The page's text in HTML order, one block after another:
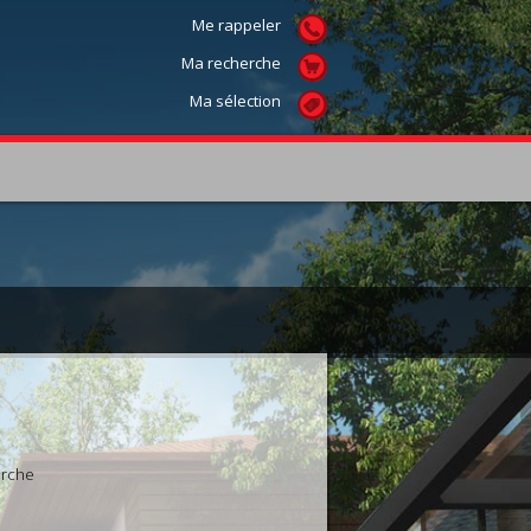
Me rappeler
Ma recherche
Ma sélection